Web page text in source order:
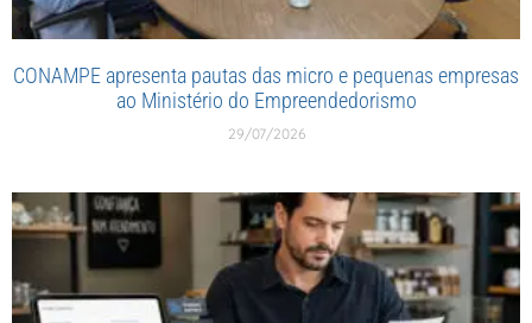
CONAMPE apresenta pautas das micro e pequenas empresas
ao Ministério do Empreendedorismo
29/07/2026